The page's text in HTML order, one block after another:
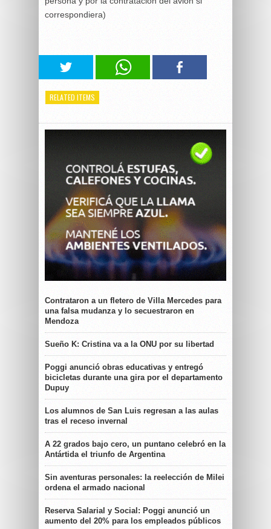
correspondiera)
RELATED ITEMS
Contrataron a un fletero de Villa Mercedes para
una falsa mudanza y lo secuestraron en
Mendoza
Sueño K: Cristina va a la ONU por su libertad
Poggi anunció obras educativas y entregó
bicicletas durante una gira por el departamento
Dupuy
Los alumnos de San Luis regresan a las aulas
tras el receso invernal
A 22 grados bajo cero, un puntano celebró en la
Antártida el triunfo de Argentina
Sin aventuras personales: la reelección de Milei
ordena el armado nacional
Reserva Salarial y Social: Poggi anunció un
aumento del 20% para los empleados públicos